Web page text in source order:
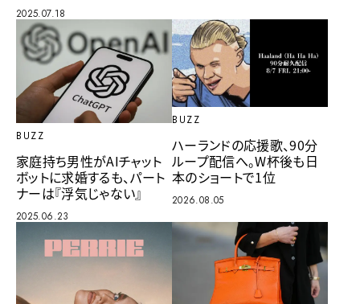
2025.07.18
BUZZ
家庭持ち男性がAIチャット
ボットに求婚するも、パート
ナーは『浮気じゃない』
2025.06.23
BUZZ
ハーランドの応援歌、90分
ループ配信へ。W杯後も日
本のショートで1位
2026.08.05